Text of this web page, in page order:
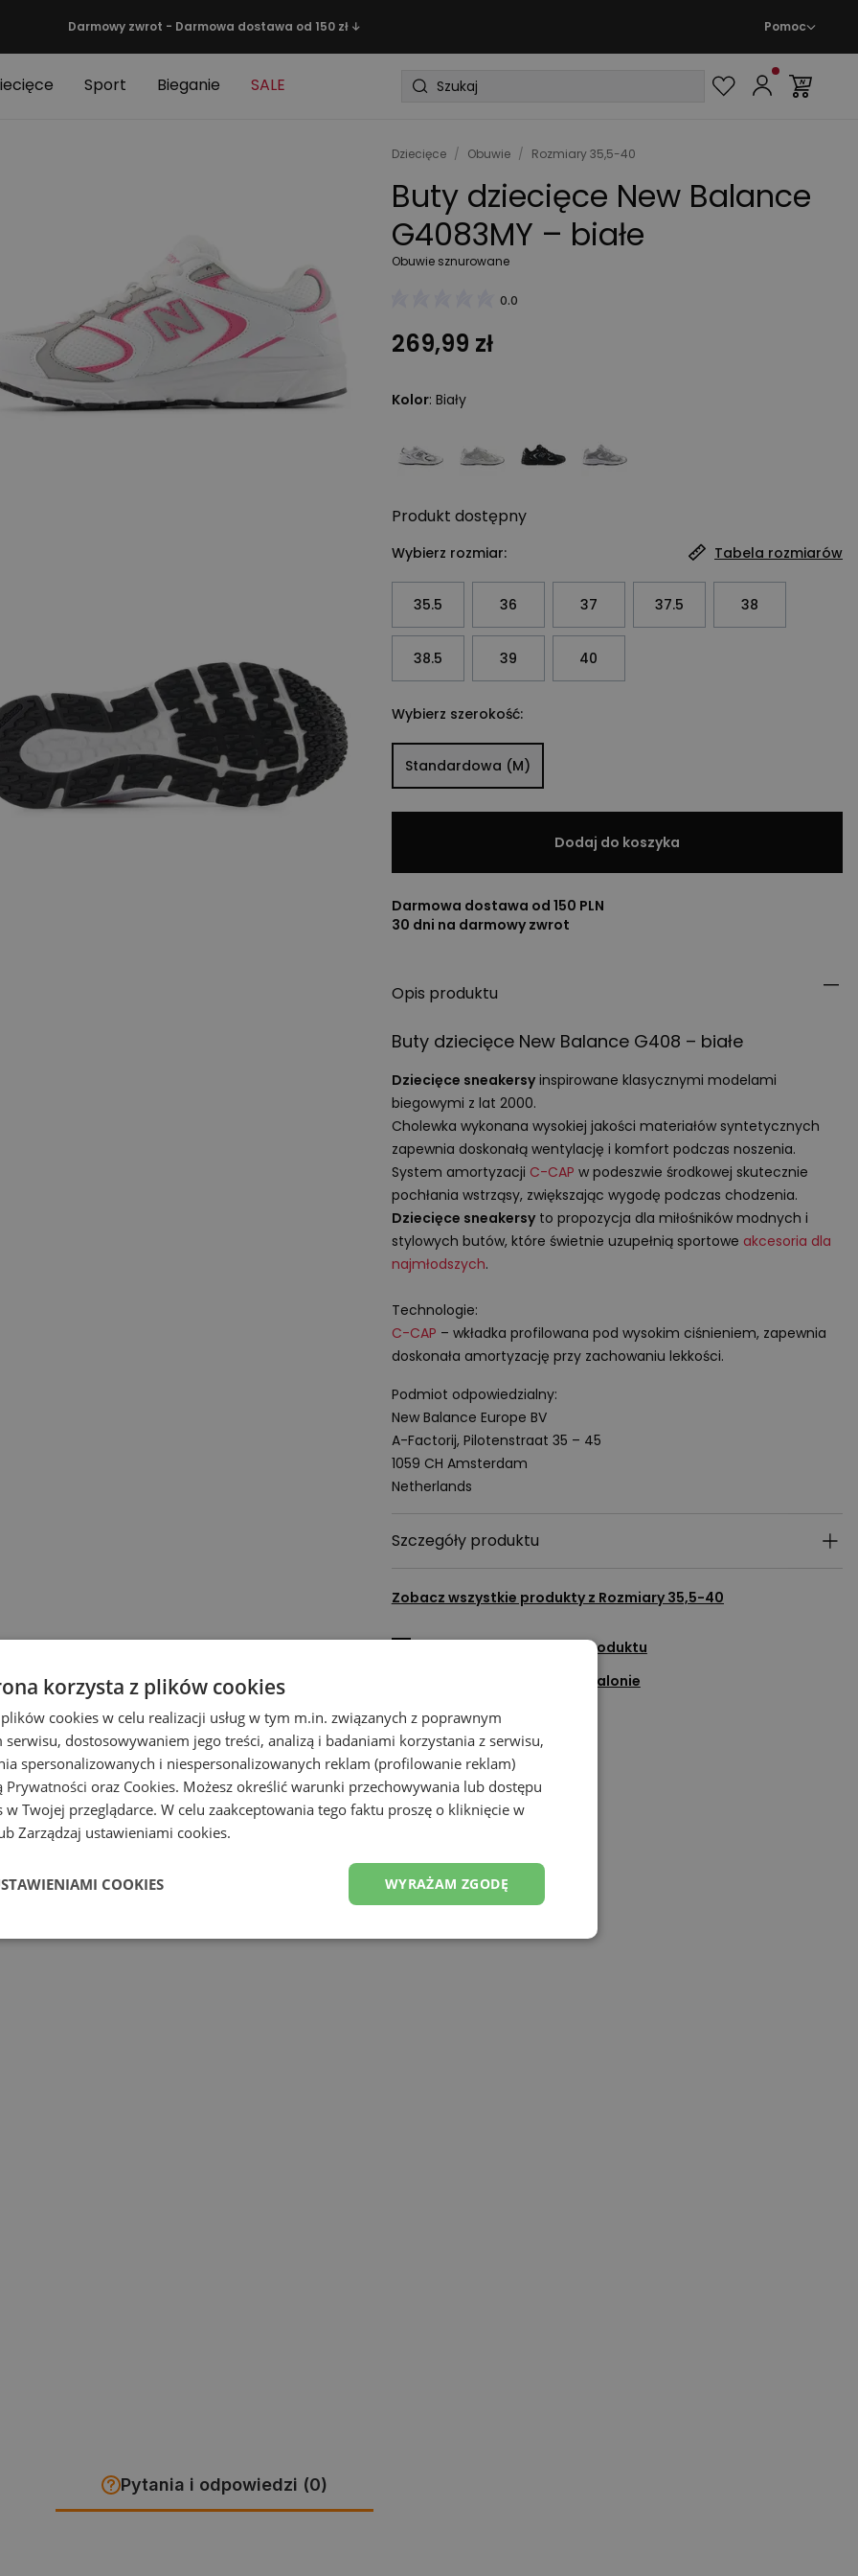
Darmowy zwrot - Darmowa dostawa od 150 zł ↓ Pomoc
Sport Bieganie SALE
Dziecięce / Obuwie / Rozmiary 35,5-40
Buty dziecięce New Balance
G4083MY – białe
Obuwie sznurowane
0.0
269,99 zł
Kolor: Biały
Produkt dostępny
Wybierz rozmiar: Tabela rozmiarów
35.5 36 37 37.5 38
38.5 39 40
Wybierz szerokość:
Standardowa (M)
Dodaj do koszyka
Darmowa dostawa od 150 PLN
30 dni na darmowy zwrot
Opis produktu
Buty dziecięce New Balance G408 – białe
Dziecięce sneakersyinspirowane klasycznymi modelami
biegowymi z lat 2000.
Cholewka wykonana wysokiej jakości materiałów syntetycznych
zapewnia doskonałą wentylację i komfort podczas noszenia.
System amortyzacji C-CAP w podeszwie środkowej skutecznie
pochłania wstrząsy, zwiększając wygodę podczas chodzenia.
Dziecięce sneakersyto propozycja dla miłośników modnych i
stylowych butów, które świetnie uzupełnią sportowe akcesoria dla
najmłodszych.
Technologie:
C-CAP – wkładka profilowana pod wysokim ciśnieniem, zapewnia
doskonała amortyzację przy zachowaniu lekkości.
Podmiot odpowiedzialny:
New Balance Europe BV
A-Factorij, Pilotenstraat 35 – 45
1059 CH Amsterdam
Netherlands
Szczegóły produktu
Zobacz wszystkie produkty z Rozmiary 35,5-40
Zadaj pytanie do tego produktu
Sprawdź dostępność w salonie
Dodaj do ulubionych
Porozmawiaj na czacie
Pytania i odpowiedzi (0)
korzysta z plików cookies
cookies w celu realizacji usług w tym m.in. związanych z poprawnym
dostosowywaniem jego treści, analizą i badaniami korzystania z serwisu,
spersonalizowanych i niespersonalizowanych reklam (profilowanie reklam)
Prywatności oraz Cookies. Możesz określić warunki przechowywania lub dostępu
Twojej przeglądarce. W celu zaakceptowania tego faktu proszę o kliknięcie w
Zarządzaj ustawieniami cookies.
WYRAŻAM ZGODĘ
COOKIES